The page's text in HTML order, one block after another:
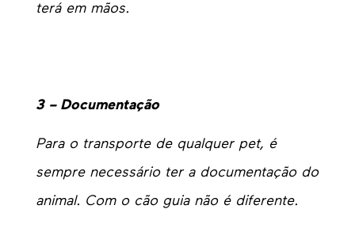
terá em mãos.
3 – Documentação
Para o transporte de qualquer pet, é
sempre necessário ter a documentação do
animal. Com o cão guia não é diferente.